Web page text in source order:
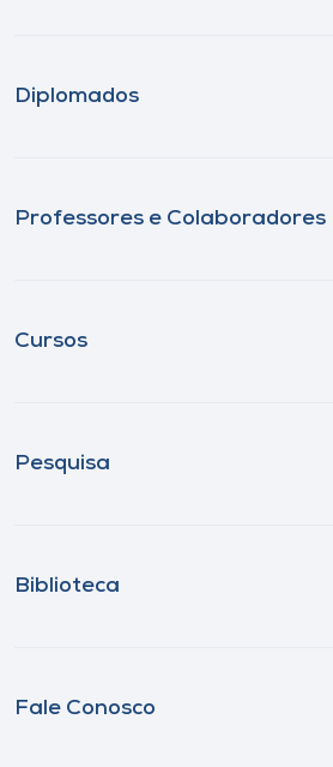
Diplomados
Professores e Colaboradores
Cursos
Pesquisa
Biblioteca
Fale Conosco